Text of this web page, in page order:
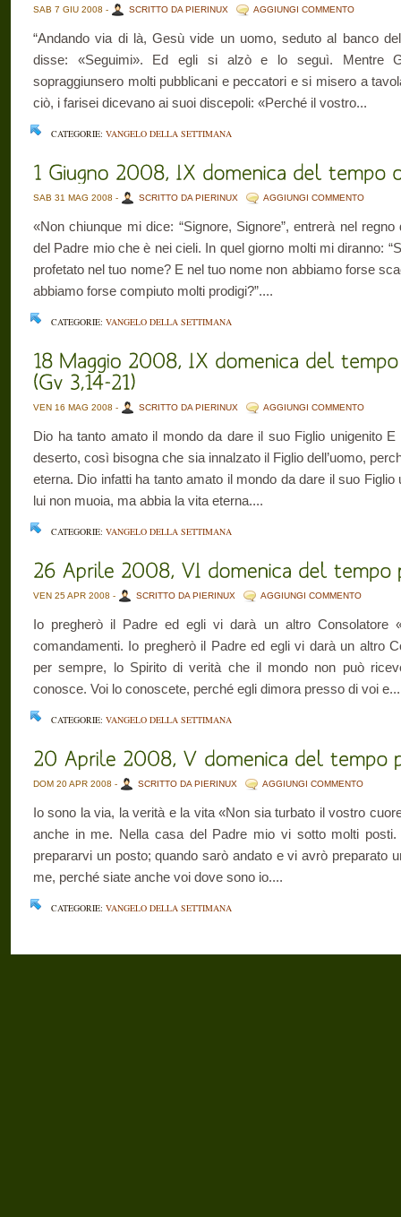
SAB 7 GIU 2008 - SCRITTO DA PIERINUX AGGIUNGI COMMENTO
“Andando via di là, Gesù vide un uomo, seduto al banco
disse: «Seguimi». Ed egli si alzò e lo seguì. Mentre
sopraggiunsero molti pubblicani e peccatori e si misero a
ciò, i farisei dicevano ai suoi discepoli: «Perché il vostro...
CATEGORIE: VANGELO DELLA SETTIMANA
SAB 31 MAG 2008 - SCRITTO DA PIERINUX AGGIUNGI COMMENTO
«Non chiunque mi dice: “Signore, Signore”, entrerà nel
del Padre mio che è nei cieli. In quel giorno molti mi diranno:
profetato nel tuo nome? E nel tuo nome non abbiamo forse
abbiamo forse compiuto molti prodigi?”....
CATEGORIE: VANGELO DELLA SETTIMANA
VEN 16 MAG 2008 - SCRITTO DA PIERINUX AGGIUNGI COMMENTO
Dio ha tanto amato il mondo da dare il suo Figlio unigenito
deserto, così bisogna che sia innalzato il Figlio dell’uomo,
eterna. Dio infatti ha tanto amato il mondo da dare il suo
lui non muoia, ma abbia la vita eterna....
CATEGORIE: VANGELO DELLA SETTIMANA
VEN 25 APR 2008 - SCRITTO DA PIERINUX AGGIUNGI COMMENTO
Io pregherò il Padre ed egli vi darà un altro Consolatore
comandamenti. Io pregherò il Padre ed egli vi darà un altro
per sempre, lo Spirito di verità che il mondo non può
conosce. Voi lo conoscete, perché egli dimora presso di voi e...
CATEGORIE: VANGELO DELLA SETTIMANA
DOM 20 APR 2008 - SCRITTO DA PIERINUX AGGIUNGI COMMENTO
Io sono la via, la verità e la vita «Non sia turbato il vostro
anche in me. Nella casa del Padre mio vi sotto molti
prepararvi un posto; quando sarò andato e vi avrò preparato
me, perché siate anche voi dove sono io....
CATEGORIE: VANGELO DELLA SETTIMANA